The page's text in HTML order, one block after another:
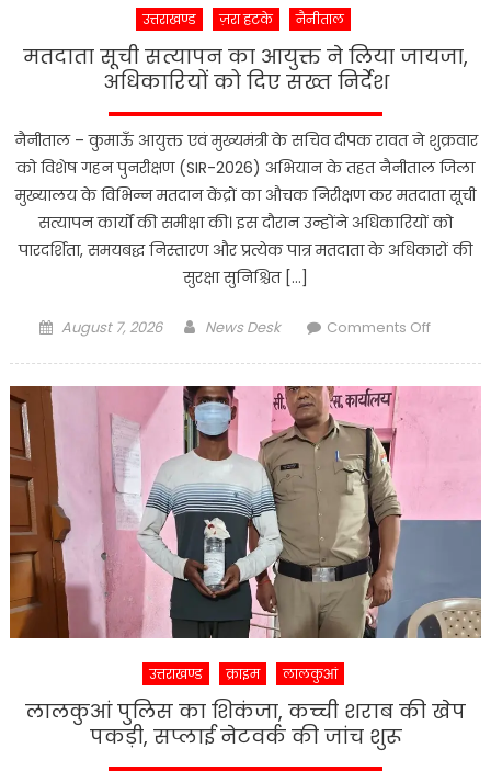
दांव
उत्तराखण्ड ज़रा हटके नैनीताल
मतदाता सूची सत्यापन का आयुक्त ने लिया जायजा,
अधिकारियों को दिए सख्त निर्देश
नैनीताल – कुमाऊँ आयुक्त एवं मुख्यमंत्री के सचिव दीपक रावत ने शुक्रवार
को विशेष गहन पुनरीक्षण (SIR-2026) अभियान के तहत नैनीताल जिला
मुख्यालय के विभिन्न मतदान केंद्रों का औचक निरीक्षण कर मतदाता सूची
सत्यापन कार्यों की समीक्षा की। इस दौरान उन्होंने अधिकारियों को
पारदर्शिता, समयबद्ध निस्तारण और प्रत्येक पात्र मतदाता के अधिकारों की
सुरक्षा सुनिश्चित […]
Posted
August 7, 2026 Author
News Desk Comments Offon
जायजा,
दिए
सख्त
उत्तराखण्ड क्राइम लालकुआं
लालकुआं पुलिस का शिकंजा, कच्ची शराब की खेप
पकड़ी, सप्लाई नेटवर्क की जांच शुरू